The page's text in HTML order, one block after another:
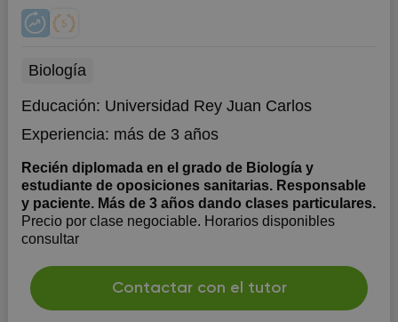
Biología
Educación: Universidad Rey Juan Carlos
Experiencia: más de 3 años
Recién diplomada en el grado de Biología y
estudiante de oposiciones sanitarias. Responsable
y paciente. Más de 3 años dando clases particulares.
Precio por clase negociable. Horarios disponibles
consultar
Contactar con el tutor